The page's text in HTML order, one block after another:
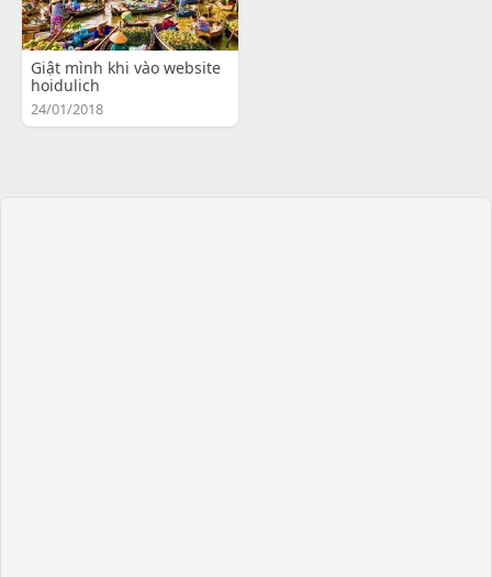
Giật mình khi vào website
hoidulich
24/01/2018